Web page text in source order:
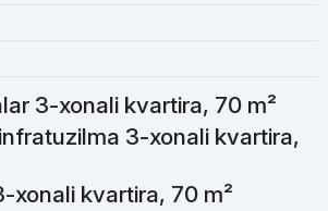
3-xonali kvartira, 70 m²
3-xonali kvartira,
xonali kvartira, 70 m²